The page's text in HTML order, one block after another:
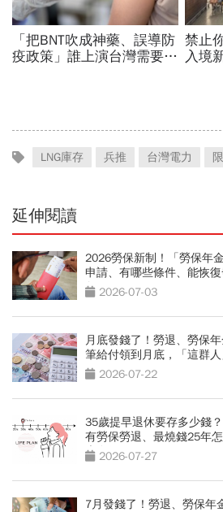
「把BNT吹成神藥、誤導防
疫政策」誰上演台灣需要中
禁止
入境
人小
LNG庫存 兵推 台灣電力
延伸閱讀
2026勞保新制！「勞保年
申請、有哪些條件、能恢
包 2026-07-03
月底發錢了！勞退、勞保
筆給付領到月底，「這群
2026-07-22
35歲提早退休要存多少錢
有勞保勞退、最燒錢25年
光存款
2026-07-27
7月發錢了！勞退、勞保